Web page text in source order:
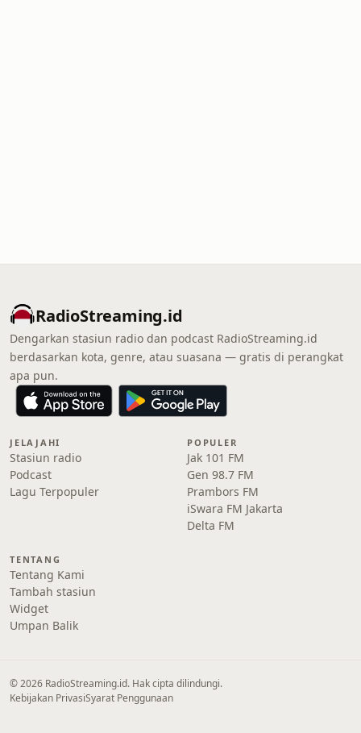
RadioStreaming.id
Dengarkan stasiun radio dan podcast RadioStreaming.id
berdasarkan kota, genre, atau suasana — gratis di perangkat
apa pun.
JELAJAHI
Stasiun radio
Podcast
Lagu Terpopuler
POPULER
Jak 101 FM
Gen 98.7 FM
Prambors FM
iSwara FM Jakarta
Delta FM
TENTANG
Tentang Kami
Tambah stasiun
Widget
Umpan Balik
© 2026 RadioStreaming.id. Hak cipta dilindungi.
Kebijakan PrivasiSyarat Penggunaan